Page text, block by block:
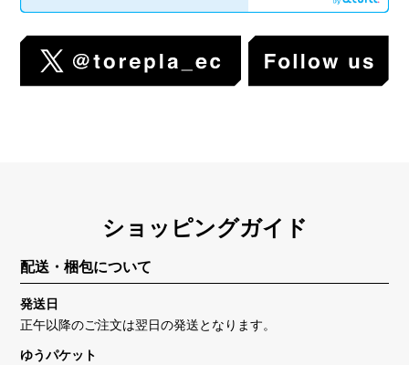
ショッピングガイド
配送・梱包について
発送日
正午以降のご注文は翌日の発送となります。
ゆうパケット